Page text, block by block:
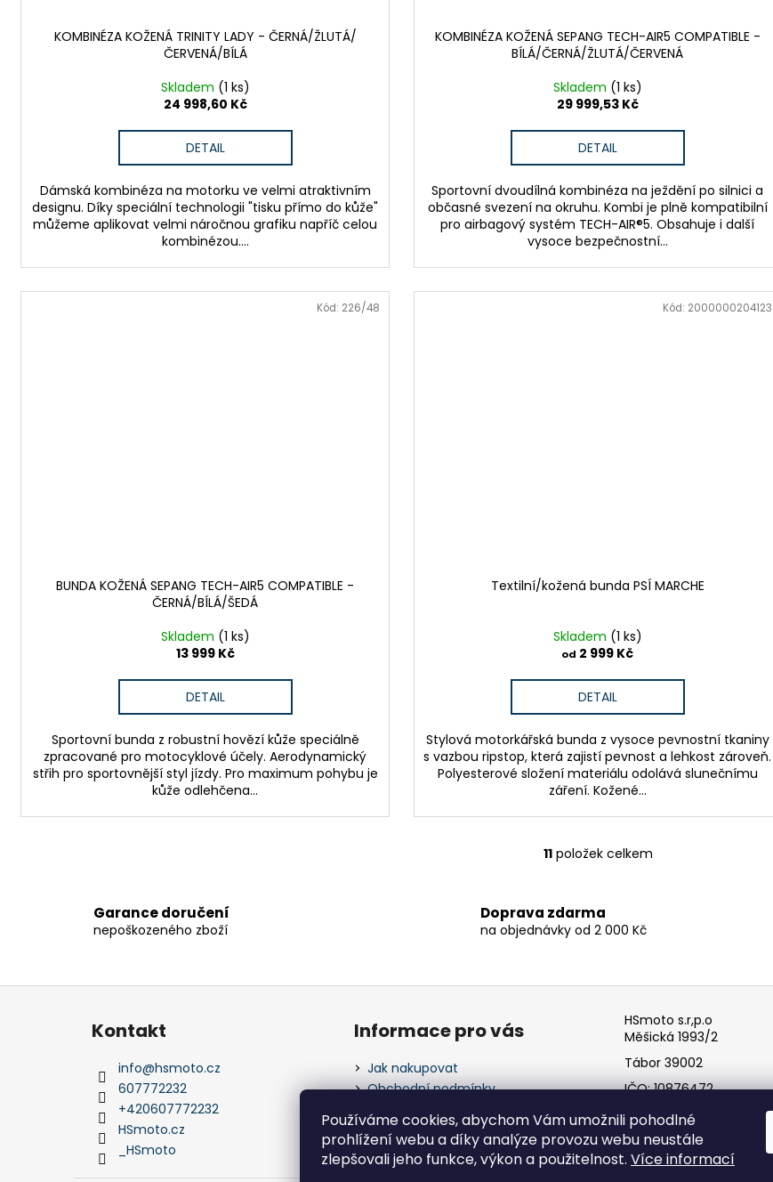
Používáme cookies, abychom Vám umožnili pohodlné
prohlížení webu a díky analýze provozu webu neustále
zlepšovali jeho funkce, výkon a použitelnost. Více informací
KOMBINÉZA KOŽENÁ TRINITY LADY - ČERNÁ/ŽLUTÁ/
ČERVENÁ/BÍLÁ
Skladem (1 ks)
24 998,60 Kč
DETAIL
Dámská kombinéza na motorku ve velmi atraktivním
designu. Díky speciální technologii "tisku přímo do kůže"
můžeme aplikovat velmi náročnou grafiku napříč celou
kombinézou....
KOMBINÉZA KOŽENÁ SEPANG TECH-AIR5 COMPATIBLE -
BÍLÁ/ČERNÁ/ŽLUTÁ/ČERVENÁ
Skladem (1 ks)
29 999,53 Kč
DETAIL
Sportovní dvoudílná kombinéza na ježdění po silnici a
občasné svezení na okruhu. Kombi je plně kompatibilní
pro airbagový systém TECH-AIR®5. Obsahuje i další
vysoce bezpečnostní...
BUNDA KOŽENÁ SEPANG TECH-AIR5 COMPATIBLE -
ČERNÁ/BÍLÁ/ŠEDÁ
Skladem (1 ks)
13 999 Kč
DETAIL
Sportovní bunda z robustní hovězí kůže speciálně
zpracované pro motocyklové účely. Aerodynamický
střih pro sportovnější styl jízdy. Pro maximum pohybu je
kůže odlehčena...
Kód: 226/48
Textilní/kožená bunda PSÍ MARCHE
Skladem (1 ks)
od 2 999 Kč
DETAIL
Stylová motorkářská bunda z vysoce pevnostní tkaniny
s vazbou ripstop, která zajistí pevnost a lehkost zároveň.
Polyesterové složení materiálu odolává slunečnímu
záření. Kožené...
Kód: 2000000204123
O
á
d
c
k
y
v
ý
p
11položek celkem
Garance doručení
nepoškozeného zboží
Doprava zdarma
na objednávky od 2 000 Kč
Z
Kontakt
info@hsmoto.cz
607772232
+420607772232
HSmoto.cz
_HSmoto
Informace pro vás
Jak nakupovat
Obchodní podmínky
údajů
HSmoto s.r,p.o
Měšická 1993/2
Tábor 39002
IČO: 10876472